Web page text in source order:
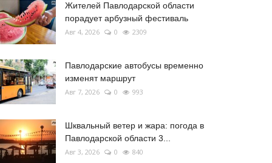
Жителей Павлодарской области
порадует арбузный фестиваль
Авг 4, 2026 0 2309
Павлодарские автобусы временно
изменят маршрут
Авг 7, 2026 0 993
Шквальный ветер и жара: погода в
Павлодарской области 3...
Авг 3, 2026 0 840